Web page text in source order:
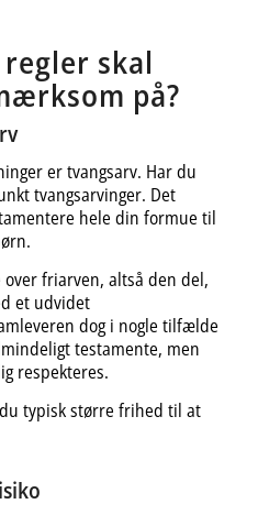
skal
på?
er tvangsarv. Har du
tvangsarvinger. Det
hele din formue til
friarven, altså den del,
et udvidet
dog i nogle tilfælde
testamente, men
respekteres.
typisk større frihed til at